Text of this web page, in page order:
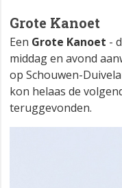
Grote Kanoet
Een Grote Kanoet -
middag en avond
op Schouwen-
kon helaas de
teruggevonden.